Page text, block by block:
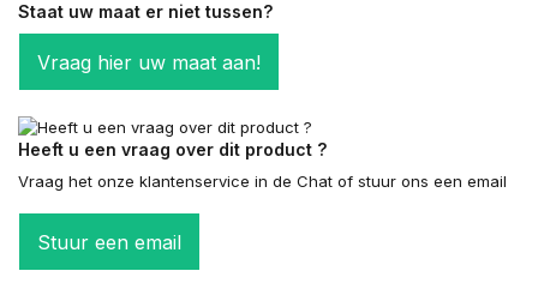
Staat uw maat er niet tussen?
Vraag hier uw maat aan!
Heeft u een vraag over dit product ?
Vraag het onze klantenservice in de Chat of stuur ons een email
Stuur een email